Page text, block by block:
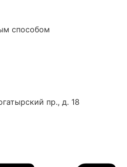
способом
пр., д. 18